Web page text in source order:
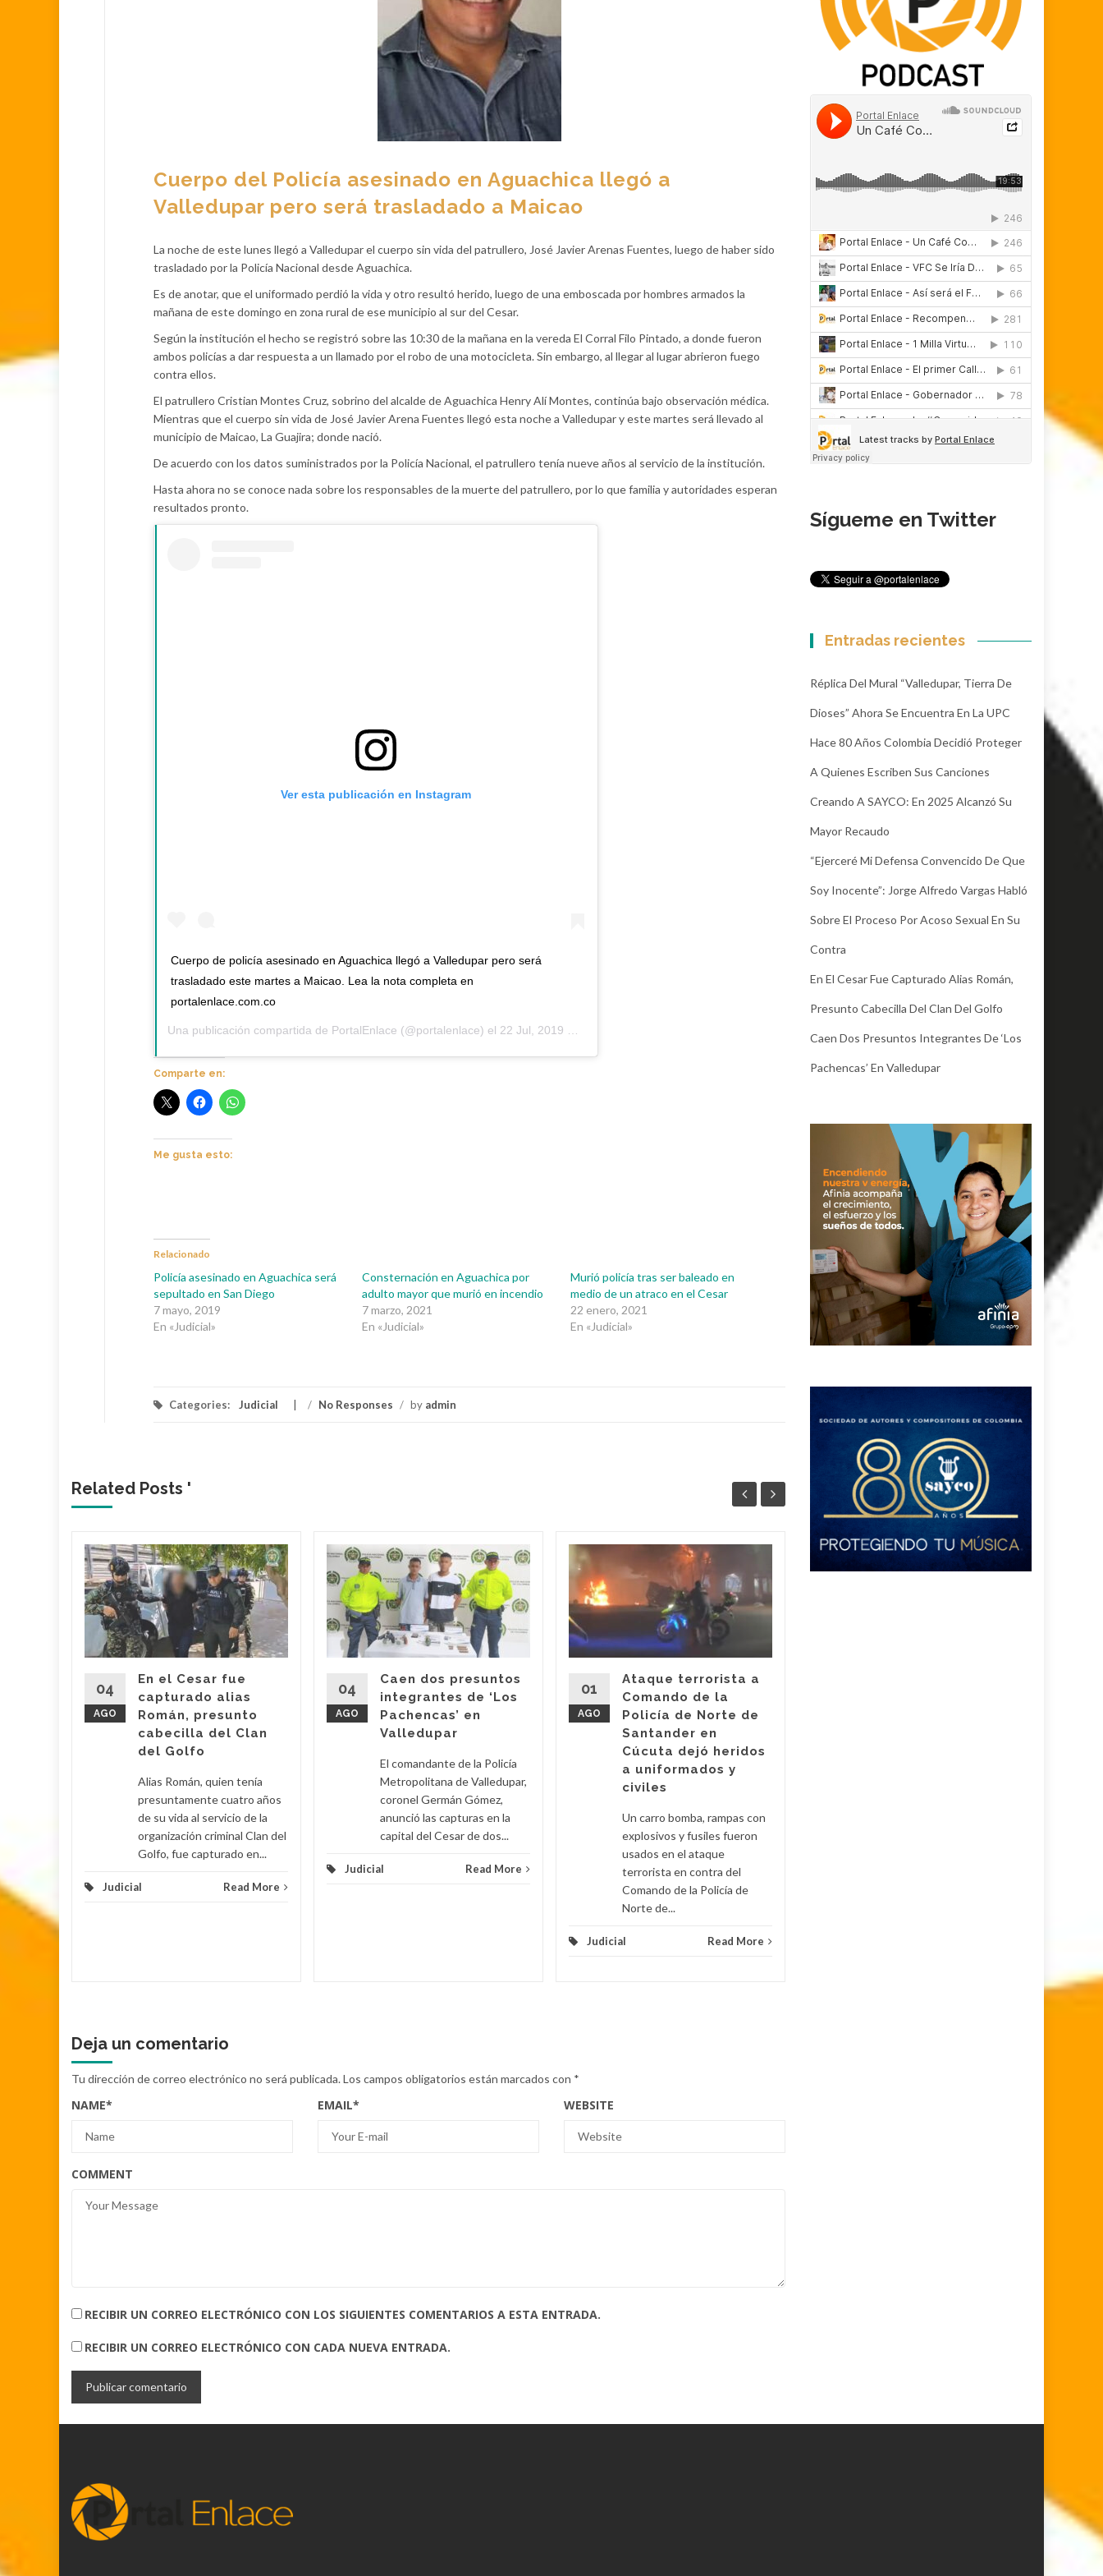
Cuerpo del Policía asesinado en Aguachica llegó a
Valledupar pero será trasladado a Maicao
La noche de este lunes llegó a Valledupar el cuerpo sin vida del patrullero, José Javier Arenas Fuentes, luego de haber sido
trasladado por la Policía Nacional desde Aguachica.
Es de anotar, que el uniformado perdió la vida y otro resultó herido, luego de una emboscada por hombres armados la
mañana de este domingo en zona rural de ese municipio al sur del Cesar.
Según la institución el hecho se registró sobre las 10:30 de la mañana en la vereda El Corral Filo Pintado, a donde fueron
ambos policías a dar respuesta a un llamado por el robo de una motocicleta. Sin embargo, al llegar al lugar abrieron fuego
contra ellos.
El patrullero Cristian Montes Cruz, sobrino del alcalde de Aguachica Henry Alí Montes, continúa bajo observación médica.
Mientras que el cuerpo sin vida de José Javier Arena Fuentes llegó esta noche a Valledupar y este martes será llevado al
municipio de Maicao, La Guajira; donde nació.
De acuerdo con los datos suministrados por la Policía Nacional, el patrullero tenía nueve años al servicio de la institución.
Hasta ahora no se conoce nada sobre los responsables de la muerte del patrullero, por lo que familia y autoridades esperan
resultados pronto.
Ver esta publicación en Instagram
Cuerpo de policía asesinado en Aguachica llegó a Valledupar pero será
trasladado este martes a Maicao. Lea la nota completa en
portalenlace.com.co
Una publicación compartida de PortalEnlace (@portalenlace) el 22 Jul, 2019 a las 9:22 PDT
Comparte en:
Me gusta esto:
Relacionado
Policía asesinado en Aguachica será
sepultado en San Diego
7 mayo, 2019
En «Judicial»
Consternación en Aguachica por
adulto mayor que murió en incendio
7 marzo, 2021
En «Judicial»
Murió policía tras ser baleado en
medio de un atraco en el Cesar
22 enero, 2021
En «Judicial»
Categories: Judicial / No Responses / by admin
Related Posts '
04
AGO
En el Cesar fue
capturado alias
Román, presunto
cabecilla del Clan
del Golfo
Alias Román, quien tenía
presuntamente cuatro años
de su vida al servicio de la
organización criminal Clan del
Golfo, fue capturado en...
Judicial Read More
04
AGO
Caen dos presuntos
integrantes de ‘Los
Pachencas’ en
Valledupar
El comandante de la Policía
Metropolitana de Valledupar,
coronel Germán Gómez,
anunció las capturas en la
capital del Cesar de dos...
Judicial Read More
01
AGO
Ataque terrorista a
Comando de la
Policía de Norte de
Santander en
Cúcuta dejó heridos
a uniformados y
civiles
Un carro bomba, rampas con
explosivos y fusiles fueron
usados en el ataque
terrorista en contra del
Comando de la Policía de
Norte de...
Judicial Read More
30
Juez legalizó la
Deja un comentario
Tu dirección de correo electrónico no será publicada.Los campos obligatorios están marcados con *
NAME* EMAIL* WEBSITE
COMMENT
RECIBIR UN CORREO ELECTRÓNICO CON LOS SIGUIENTES COMENTARIOS A ESTA ENTRADA.
RECIBIR UN CORREO ELECTRÓNICO CON CADA NUEVA ENTRADA.
Sígueme en Twitter
Entradas recientes
Réplica Del Mural “Valledupar, Tierra De
Dioses” Ahora Se Encuentra En La UPC
Hace 80 Años Colombia Decidió Proteger
A Quienes Escriben Sus Canciones
Creando A SAYCO: En 2025 Alcanzó Su
Mayor Recaudo
“Ejerceré Mi Defensa Convencido De Que
Soy Inocente”: Jorge Alfredo Vargas Habló
Sobre El Proceso Por Acoso Sexual En Su
Contra
En El Cesar Fue Capturado Alias Román,
Presunto Cabecilla Del Clan Del Golfo
Caen Dos Presuntos Integrantes De ‘Los
Pachencas’ En Valledupar